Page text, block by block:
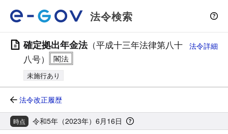
法令検索
確定拠出年金法（平成十三年法律第八十
八号）
未施行あり
法令詳細
法令改正履歴
時点 令和5年（2023年）6月16日